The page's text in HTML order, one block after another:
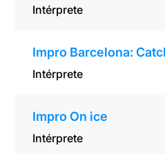
Intérprete
Impro Barcelona:
Intérprete
Impro On ice
Intérprete